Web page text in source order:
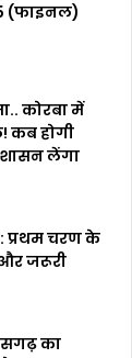
(फाइनल)
कोरबा में
कब होगी
लेंगा
प्रथम चरण के
जरूरी
का